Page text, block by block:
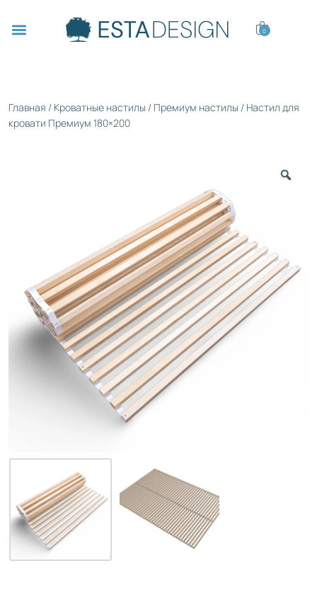
0
Главная / Кроватные настилы / Премиум настилы / Настил для
кровати Премиум 180×200